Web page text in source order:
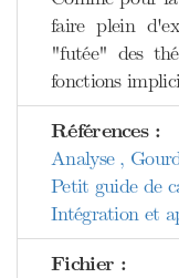
faire plein
"futée" des
fonctions
Références :
Analyse ,
Petit guide de
Intégration et
Fichier :